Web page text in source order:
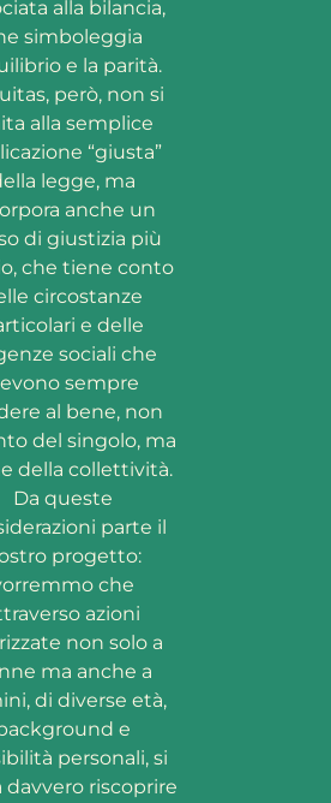
alla bilancia,
simboleggia
e la parità.
però, non si
alla semplice
“giusta”
legge, ma
anche un
di giustizia più
che tiene conto
circostanze
e delle
sociali che
sempre
al bene, non
del singolo, ma
della collettività.
Da queste
parte il
progetto:
che
azioni
non solo a
ma anche a
di diverse età,
e
personali, si
davvero riscoprire